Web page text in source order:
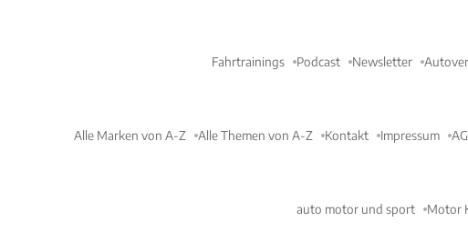
Fahrtrainings Podcast Newsletter
Alle Marken von A-Z Alle Themen von A-Z Kontakt Impressum
auto motor und sport Motor